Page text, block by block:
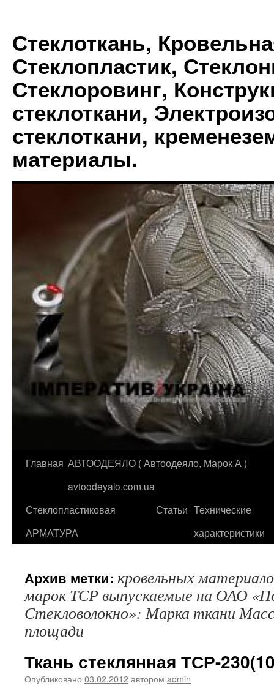
Стеклоткань,
Стеклопластик,
Стеклоровинг,
стеклоткани,
стеклоткани,
материалы.
Перейти
содержимому
Главная АВТООДЕЯЛО ( Автоодеяло, Марок А )
avtoodeyalo.com.ua
Стеклопластиковая
АРМАТУРА
Статьи Технические
характеристики
Архив метки: кровельных
марок ТСР выпускаемые на ОАО
Стекловолокно»: Марка ткани
площади
Ткань стеклянная ТСР-
Опубликовано 03.02.2012автором admin